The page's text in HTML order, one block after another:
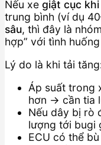
Nếu xe giật cục
trung bình (ví dụ
sâu, thì đây là nhóm
hợp” với tình
Lý do là khi tải
Áp suất trong
hơn → cần tia
Nếu dây bị rò
lượng tới bugi
ECU có thể